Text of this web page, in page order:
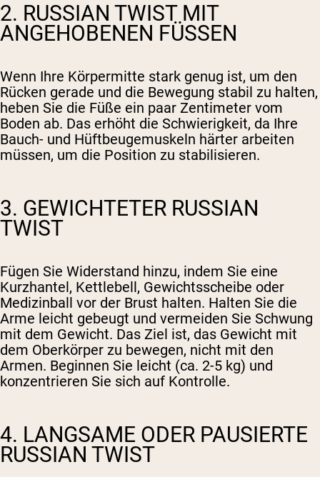
2. RUSSIAN TWIST MIT
ANGEHOBENEN FÜSSEN
Wenn Ihre Körpermitte stark genug ist, um den
Rücken gerade und die Bewegung stabil zu halten,
heben Sie die Füße ein paar Zentimeter vom
Boden ab. Das erhöht die Schwierigkeit, da Ihre
Bauch- und Hüftbeugemuskeln härter arbeiten
müssen, um die Position zu stabilisieren.
3. GEWICHTETER RUSSIAN
TWIST
Fügen Sie Widerstand hinzu, indem Sie eine
Kurzhantel, Kettlebell, Gewichtsscheibe oder
Medizinball vor der Brust halten. Halten Sie die
Arme leicht gebeugt und vermeiden Sie Schwung
mit dem Gewicht. Das Ziel ist, das Gewicht mit
dem Oberkörper zu bewegen, nicht mit den
Armen. Beginnen Sie leicht (ca. 2-5 kg) und
konzentrieren Sie sich auf Kontrolle.
4. LANGSAME ODER PAUSIERTE
RUSSIAN TWIST